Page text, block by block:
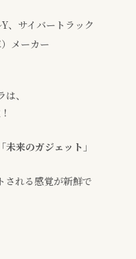
、サイバートラック
メーカー
、
未来のガジェット 」
される感覚が新鮮で